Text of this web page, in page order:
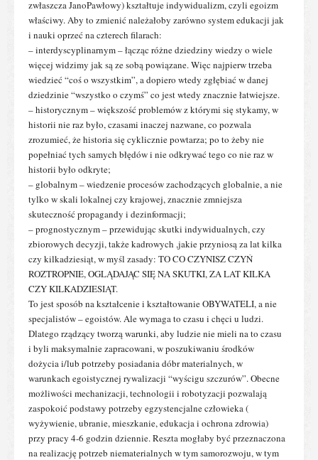
zwłaszcza JanoPawłowy) kształtuje indywidualizm, czyli egoizm
właściwy. Aby to zmienić należałoby zarówno system edukacji jak
i nauki oprzeć na czterech filarach:
– interdyscyplinarnym – łącząc różne dziedziny wiedzy o wiele
więcej widzimy jak są ze sobą powiązane. Więc najpierw trzeba
wiedzieć “coś o wszystkim”, a dopiero wtedy zgłębiać w danej
dziedzinie “wszystko o czymś” co jest wtedy znacznie łatwiejsze.
– historycznym – większość problemów z którymi się stykamy, w
historii nie raz było, czasami inaczej nazwane, co pozwala
zrozumieć, że historia się cyklicznie powtarza; po to żeby nie
popełniać tych samych błędów i nie odkrywać tego co nie raz w
historii było odkryte;
– globalnym – wiedzenie procesów zachodzących globalnie, a nie
tylko w skali lokalnej czy krajowej, znacznie zmniejsza
skuteczność propagandy i dezinformacji;
– prognostycznym – przewidując skutki indywidualnych, czy
zbiorowych decyzji, także kadrowych ,jakie przyniosą za lat kilka
czy kilkadziesiąt, w myśl zasady: TO CO CZYNISZ CZYŃ
ROZTROPNIE, OGLĄDAJĄC SIĘ NA SKUTKI, ZA LAT KILKA
CZY KILKADZIESIĄT.
To jest sposób na kształcenie i kształtowanie OBYWATELI, a nie
specjalistów – egoistów. Ale wymaga to czasu i chęci u ludzi.
Dlatego rządzący tworzą warunki, aby ludzie nie mieli na to czasu
i byli maksymalnie zapracowani, w poszukiwaniu środków
dożycia i/lub potrzeby posiadania dóbr materialnych, w
warunkach egoistycznej rywalizacji “wyścigu szczurów”. Obecne
możliwości mechanizacji, technologii i robotyzacji pozwalają
zaspokoić podstawy potrzeby egzystencjalne człowieka (
wyżywienie, ubranie, mieszkanie, edukacja i ochrona zdrowia)
przy pracy 4-6 godzin dziennie. Reszta mogłaby być przeznaczona
na realizację potrzeb niematerialnych w tym samorozwoju, w tym